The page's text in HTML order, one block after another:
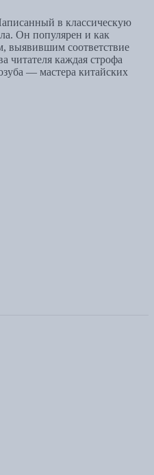
в классическую
Он популярен и как
выявившим соответствие
читателя каждая строфа
— мастера китайских